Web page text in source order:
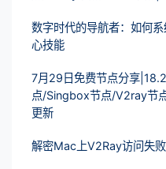
数字时代的导航者：如何
心技能
7月29日免费节点分享
点/Singbox节点/V2ray节
更新
解密Mac上V2Ray访问失